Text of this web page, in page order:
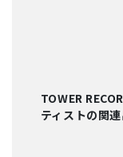
TOWER
ティストの関